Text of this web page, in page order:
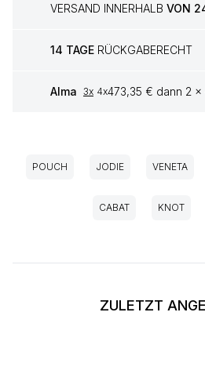
VERSAND INNERHALB VON
14 TAGE RÜCKGABERECHT
Alma 3x 4x473,35 € dann 2 x
POUCH JODIE VENETA
CABAT KNOT
ZULETZT